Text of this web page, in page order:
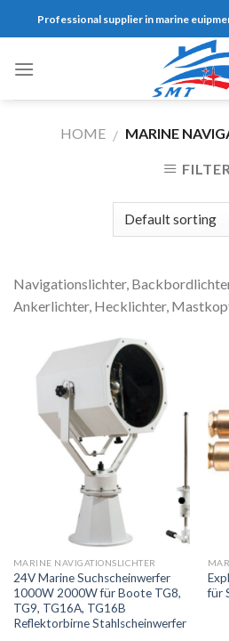
Professional supplier in marine
HOME / MARINE
FILTER
Navigationslichter,
Ankerlichter, Hecklichter,
MARINE NAVIGATIONSLICHTER
24V Marine Suchscheinwerfer
1000W 2000W für Boote TG8,
TG9, TG16A, TG16B
Reflektorbirne Stahlscheinwerfer
für